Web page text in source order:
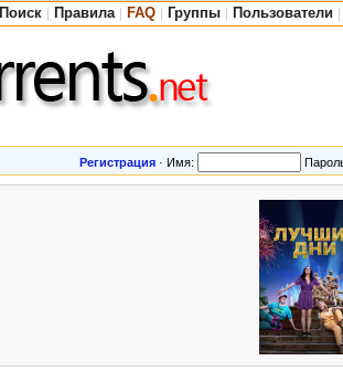
Поиск Правила FAQ Группы Пользователи
Регистрация · Имя: